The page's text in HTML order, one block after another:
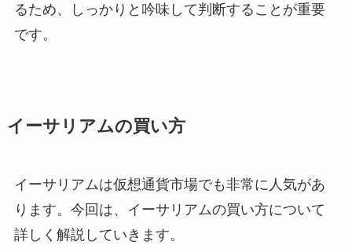
るため、しっかりと吟味して判断することが重要
です。
イーサリアムの買い方
イーサリアムは仮想通貨市場でも非常に人気があ
ります。今回は、イーサリアムの買い方について
詳しく解説していきます。